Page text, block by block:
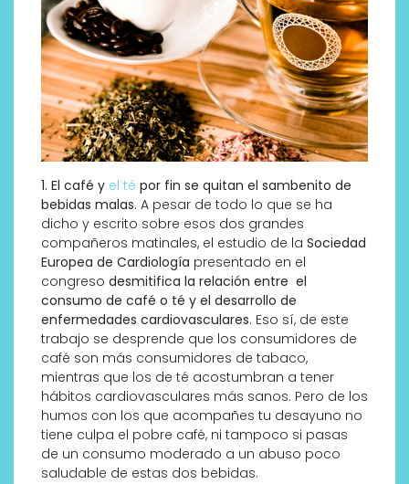
1. El café y el té por fin se quitan el sambenito de
bebidas malas. A pesar de todo lo que se ha
dicho y escrito sobre esos dos grandes
compañeros matinales, el estudio de la Sociedad
Europea de Cardiología presentado en el
congreso desmitifica la relación entre el
consumo de café o té y el desarrollo de
enfermedades cardiovasculares. Eso sí, de este
trabajo se desprende que los consumidores de
café son más consumidores de tabaco,
mientras que los de té acostumbran a tener
hábitos cardiovasculares más sanos. Pero de los
humos con los que acompañes tu desayuno no
tiene culpa el pobre café, ni tampoco si pasas
de un consumo moderado a un abuso poco
saludable de estas dos bebidas.